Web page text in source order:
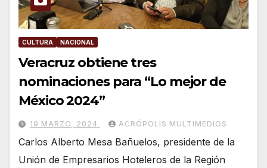
CULTURA NACIONAL
Veracruz obtiene tres
nominaciones para “Lo mejor de
México 2024”
19 MARZO, 2024 ACRÓPOLIS MULTIMEDIOS
Carlos Alberto Mesa Bañuelos, presidente de la
Unión de Empresarios Hoteleros de la Región